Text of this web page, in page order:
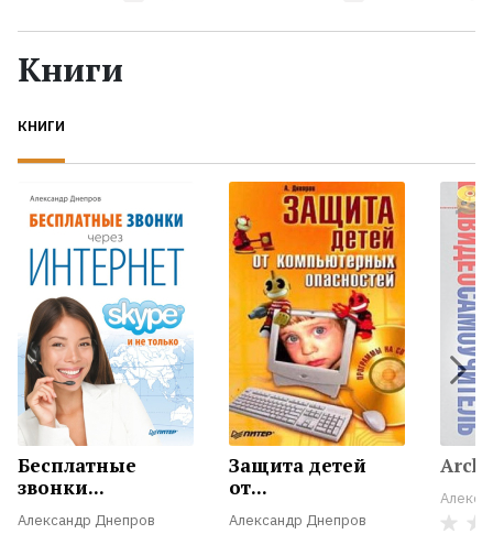
Жанры
Экранизации
Коллекции
Книги
КНИГИ
Бесплатные
звонки...
Александр Днепров
Защита детей
от...
Александр Днепров